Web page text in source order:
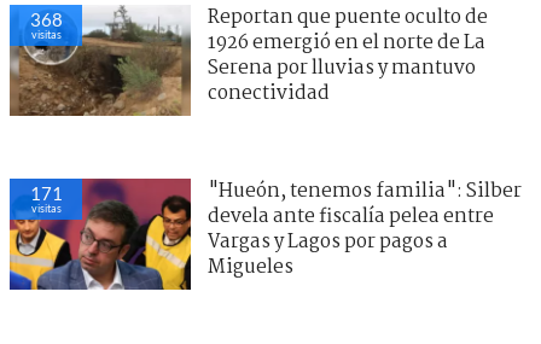
368
visitas
Reportan que puente oculto de
1926 emergió en el norte de La
Serena por lluvias y mantuvo
conectividad
171
visitas
"Hueón, tenemos familia": Silber
devela ante fiscalía pelea entre
Vargas y Lagos por pagos a
Migueles